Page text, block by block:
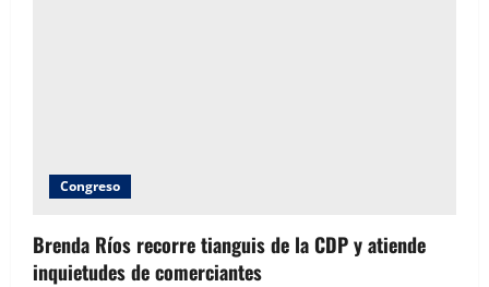
Congreso
Brenda Ríos recorre tianguis de la CDP y atiende
inquietudes de comerciantes